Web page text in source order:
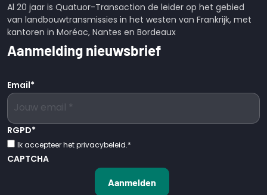
Al 20 jaar is Quatuor-Transaction de leider op het gebied
van landbouwtransmissies in het westen van Frankrijk, met
kantoren in Moréac, Nantes en Bordeaux
Aanmelding nieuwsbrief
Email*
RGPD*
Ik accepteer het privacybeleid.*
CAPTCHA